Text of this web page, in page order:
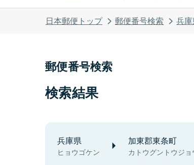
日本郵便トップ 郵便番号検索 兵
郵便番号検索
検索結果
兵庫県
ヒョウゴケン
加東郡東条町
カトウグントウジョ